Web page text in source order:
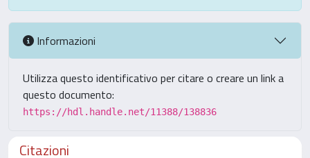
Informazioni
Utilizza questo identificativo per citare o creare un link a
questo documento:
https://hdl.handle.net/11388/138836
Citazioni